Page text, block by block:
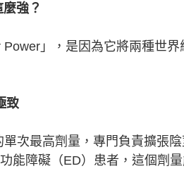
強？
」，是因為它將兩種世
致
次最高劑量，專門負責擴張
能障礙（ED）患者，這個劑